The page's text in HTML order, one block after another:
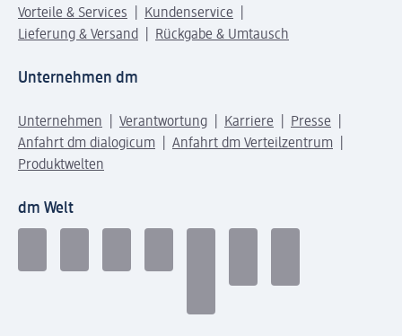
Vorteile & Services
Kundenservice
Lieferung & Versand
Rückgabe & Umtausch
Unternehmen dm
Unternehmen Verantwortung Karriere
Presse
Anfahrt dm dialogicum
Anfahrt dm Verteilzentrum
Produktwelten
dm Welt